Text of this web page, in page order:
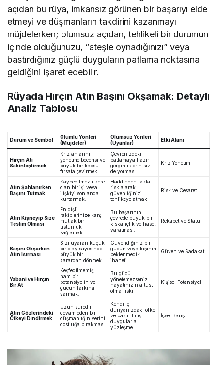
açıdan bu rüya, imkansız görünen bir başarıyı elde
etmeyi ve düşmanların takdirini kazanmayı
müjdelerken; olumsuz açıdan, tehlikeli bir durumun
içinde olduğunuzu, “ateşle oynadığınızı” veya
bastırdığınız güçlü duyguların patlama noktasına
geldiğini işaret edebilir.
Rüyada Hırçın Atın Başını Okşamak: Detaylı
Analiz Tablosu
Durum ve Sembol
Olumlu Yönleri
(Müjdeler)
Olumsuz Yönleri
(Uyarılar)
Etki Alanı
Hırçın Atı
Sakinleştirmek
Kriz anlarını
yönetme becerisi ve
büyük bir kaosu
fırsata çevirmek.
Çevrenizdeki
patlamaya hazır
gerginliklerin sizi
de yorması.
Kriz Yönetimi
Atın Şahlanırken
Başını Tutmak
Kaybedilmek üzere
olan bir işi veya
ilişkiyi son anda
kurtarmak.
Haddinden fazla
risk alarak
güvenliğinizi
tehlikeye atmak.
Risk ve Cesaret
Atın Kişneyip Size
Teslim Olması
En dişli
rakiplerinize karşı
mutlak bir
üstünlük
sağlamak.
Bu başarının
çevrede büyük bir
kıskançlık ve haset
yaratması.
Rekabet ve Statü
Başını Okşarken
Atın Isırması
Sizi uyaran küçük
bir olay sayesinde
büyük bir
zarardan dönmek.
Güvendiğiniz bir
gücün veya kişinin
beklenmedik
ihaneti.
Güven ve Sadakat
Yabani ve Hırçın
Bir At
Keşfedilmemiş,
ham bir
potansiyelin ve
gücün farkına
varmak.
Bu gücü
yönetemezseniz
hayatınızın altüst
olma riski.
Kişisel Potansiyel
Atın Gözlerindeki
Öfkeyi Dindirmek
Uzun süredir
devam eden bir
düşmanlığın yerini
dostluğa bırakması.
Kendi iç
dünyanızdaki öfke
ve bastırılmış
duygularla
yüzleşme.
İçsel Barış